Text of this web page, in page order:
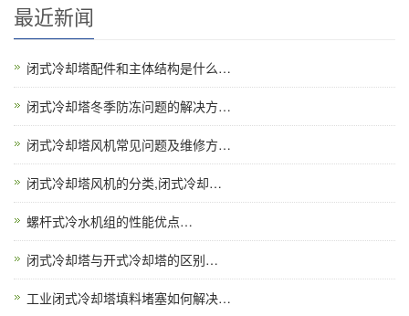
最近新闻
闭式冷却塔配件和主体结构是什么…
闭式冷却塔冬季防冻问题的解决方…
闭式冷却塔风机常见问题及维修方…
闭式冷却塔风机的分类,闭式冷却…
螺杆式冷水机组的性能优点…
闭式冷却塔与开式冷却塔的区别…
工业闭式冷却塔填料堵塞如何解决…